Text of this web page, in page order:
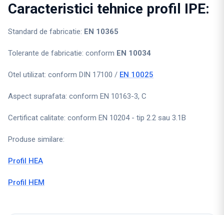
Caracteristici tehnice profil IPE:
Standard de fabricatie: EN 10365
Tolerante de fabricatie: conform EN 10034
Otel utilizat: conform DIN 17100 / EN 10025
Aspect suprafata: conform EN 10163-3, C
Certificat calitate: conform EN 10204 - tip 2.2 sau 3.1B
Produse similare:
Profil HEA
Profil HEM